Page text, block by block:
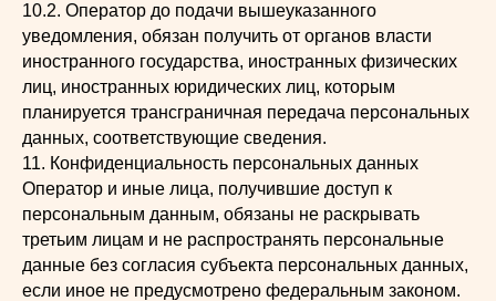
10.2. Оператор до подачи вышеуказанного
уведомления, обязан получить от органов власти
иностранного государства, иностранных физических
лиц, иностранных юридических лиц, которым
планируется трансграничная передача персональных
данных, соответствующие сведения.
11. Конфиденциальность персональных данных
Оператор и иные лица, получившие доступ к
персональным данным, обязаны не раскрывать
третьим лицам и не распространять персональные
данные без согласия субъекта персональных данных,
если иное не предусмотрено федеральным законом.